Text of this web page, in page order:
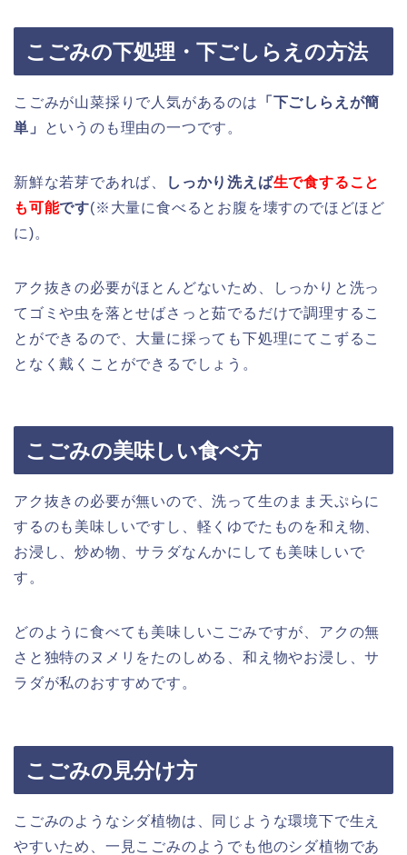
こごみの下処理・下ごしらえの方法
こごみが山菜採りで人気があるのは
「下ごしらえが簡
単」
というのも理由の一つです。
新鮮な若芽であれば、 しっかり洗えば生で食すること
も可能です(※大量に食べるとお腹を壊すのでほどほど
に)。
アク抜きの必要がほとんどないため、しっかりと洗っ
てゴミや虫を落とせばさっと茹でるだけで調理するこ
とができるので、大量に採っても下処理にてこずるこ
となく戴くことができるでしょう。
こごみの美味しい食べ方
アク抜きの必要が無いので、洗って生のまま天ぷらに
するのも美味しいですし、軽くゆでたものを和え物、
お浸し、炒め物、サラダなんかにしても美味しいで
す。
どのように食べても美味しいこごみですが、アクの無
さと独特のヌメリをたのしめる、和え物やお浸し、サ
ラダが私のおすすめです。
こごみの見分け方
こごみのようなシダ植物は、同じような環境下で生え
やすいため、一見こごみのようでも他のシダ植物であ